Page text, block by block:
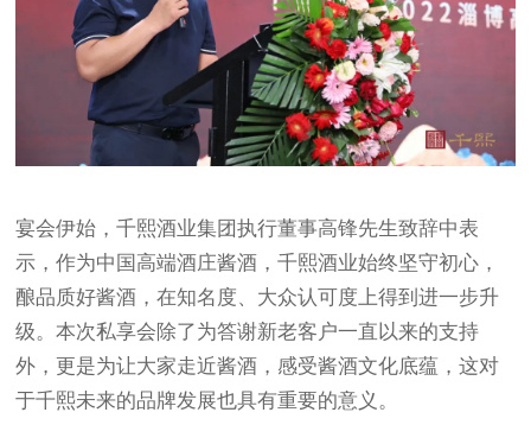
宴会伊始，千熙酒业集团执行董事高锋先生致辞中表
示，作为中国高端酒庄酱酒，千熙酒业始终坚守初心，
酿品质好酱酒，在知名度、大众认可度上得到进一步升
级。本次私享会除了为答谢新老客户一直以来的支持
外，更是为让大家走近酱酒，感受酱酒文化底蕴，这对
于千熙未来的品牌发展也具有重要的意义。